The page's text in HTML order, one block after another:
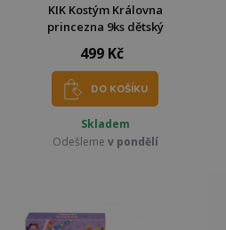
KIK Kostým Královna
princezna 9ks dětský
499 Kč
DO KOŠÍKU
Skladem
Odešleme v pondělí